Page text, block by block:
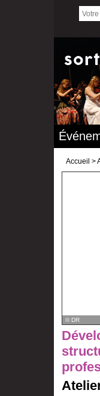
Accueil >
© DR